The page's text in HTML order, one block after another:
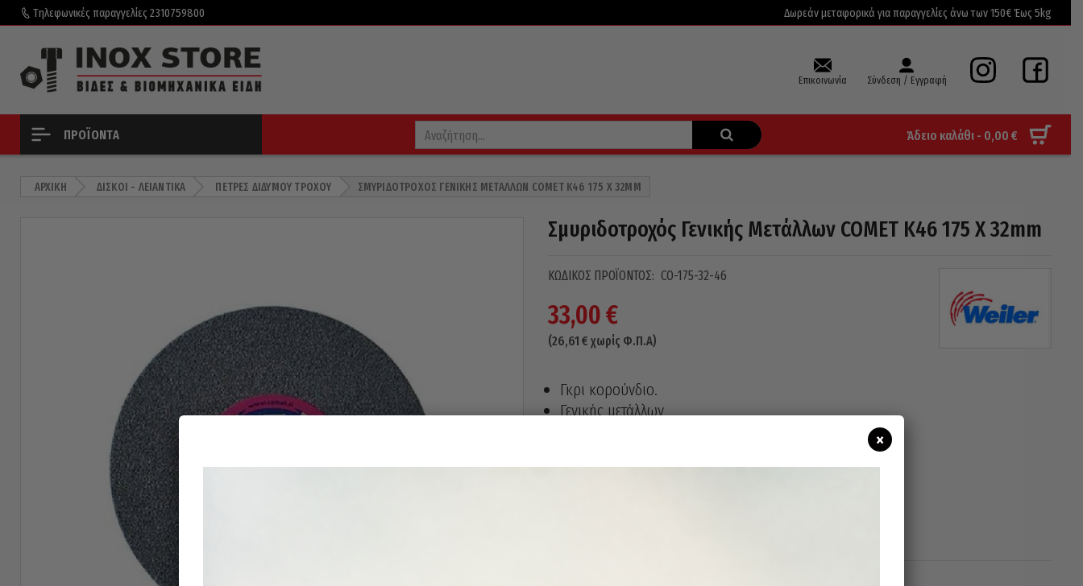
Τηλεφωνικές παραγγελίες 2310759800 Δωρεάν μεταφορικά για παραγγελίες άνω των 150€ Έως 5kg
Επικοινωνία Σύνδεση / Εγγραφή
ΠΡΟΪΌΝΤΑ Άδειο καλάθι - 0,00 €
ΑΡΧΙΚΉ ΔΊΣΚΟΙ - ΛΕΙΑΝΤΙΚΆ ΠΈΤΡΕΣ ΔΊΔΥΜΟΥ ΤΡΟΧΟΎ ΣΜΥΡΙΔΟΤΡΟΧΌΣ ΓΕΝΙΚΉΣ ΜΕΤΆΛΛΩΝ COMET Κ46 175 X 32MM
Σμυριδοτροχός Γενικής Μετάλλων COMET Κ46 175 X 32mm
ΚΩΔΙΚΌΣ ΠΡΟΪΌΝΤΟΣ: CO-175-32-46
33,00€
(26,61 € χωρίς Φ.Π.Α)
Γκρι κορούνδιο.
Γενικής μετάλλων
Οπή : 32mm
×